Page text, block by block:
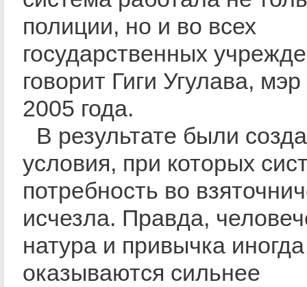
полиции, но и во всех
государственных
говорит Гиги Угулава,
2005 года.
В результате были
условия, при которых
потребность во
исчезла. Правда,
натура и привычка иногда
оказываются сильнее